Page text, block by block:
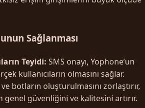
Sağlanması
Teyidi: SMS onayı, Yophone’un
kullanıcıların olmasını sağlar.
botların oluşturulmasını zorlaştırır,
güvenliğini ve kalitesini artırır.